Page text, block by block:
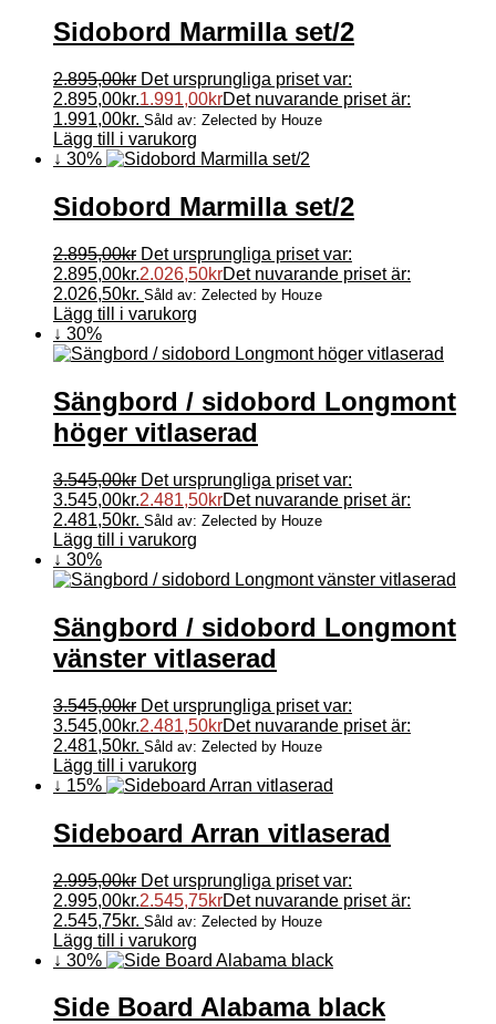
Sidobord Marmilla set/2
2.895,00kr Det ursprungliga priset var:
2.895,00kr.1.991,00krDet nuvarande priset är:
1.991,00kr. Såld av: Zelected by Houze
Lägg till i varukorg
↓ 30%
Sidobord Marmilla set/2
2.895,00kr Det ursprungliga priset var:
2.895,00kr.2.026,50krDet nuvarande priset är:
2.026,50kr. Såld av: Zelected by Houze
Lägg till i varukorg
↓ 30%
Sängbord / sidobord Longmont
höger vitlaserad
3.545,00kr Det ursprungliga priset var:
3.545,00kr.2.481,50krDet nuvarande priset är:
2.481,50kr. Såld av: Zelected by Houze
Lägg till i varukorg
↓ 30%
Sängbord / sidobord Longmont
vänster vitlaserad
3.545,00kr Det ursprungliga priset var:
3.545,00kr.2.481,50krDet nuvarande priset är:
2.481,50kr. Såld av: Zelected by Houze
Lägg till i varukorg
↓ 15%
Sideboard Arran vitlaserad
2.995,00kr Det ursprungliga priset var:
2.995,00kr.2.545,75krDet nuvarande priset är:
2.545,75kr. Såld av: Zelected by Houze
Lägg till i varukorg
↓ 30%
Side Board Alabama black